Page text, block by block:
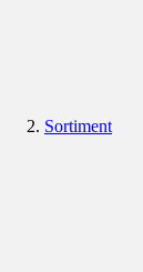
Sortiment